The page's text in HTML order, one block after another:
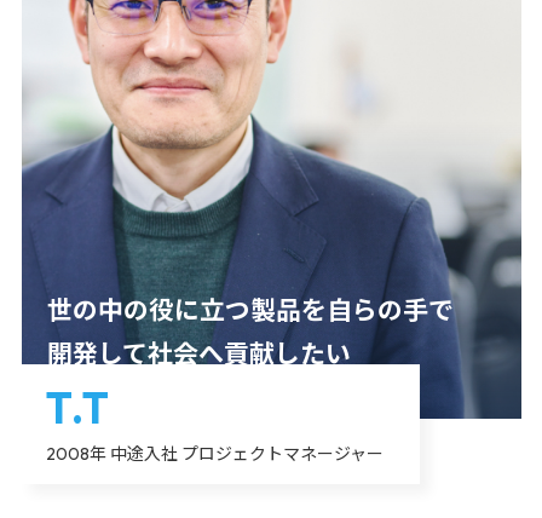
世の中の役に立つ製品を自らの手で
開発して社会へ貢献したい
T.T
2008年 中途入社 プロジェクトマネージャー